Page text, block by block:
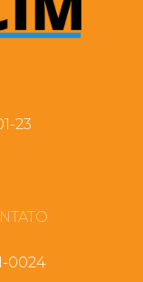
23
0024